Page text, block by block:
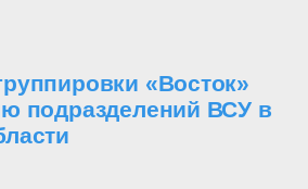
«Восток»
подразделений ВСУ в